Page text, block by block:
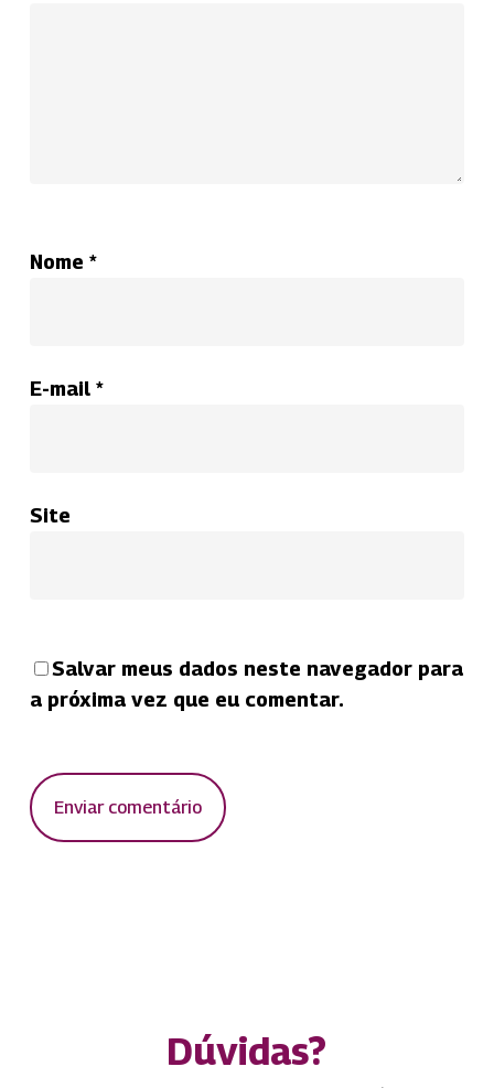
Nome *
E-mail *
Site
Salvar meus dados neste navegador para
a próxima vez que eu comentar.
Dúvidas?